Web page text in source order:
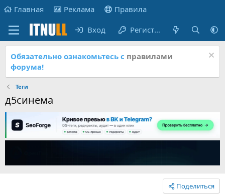
Главная Реклама Правила
Вход Регистрация
Обязательно ознакомьтесь с правилами
форума!
Теги
д5синема
Поделиться